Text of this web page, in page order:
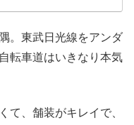
。東武日光線をアンダ
転車道はいきなり本気
て、舗装がキレイで、